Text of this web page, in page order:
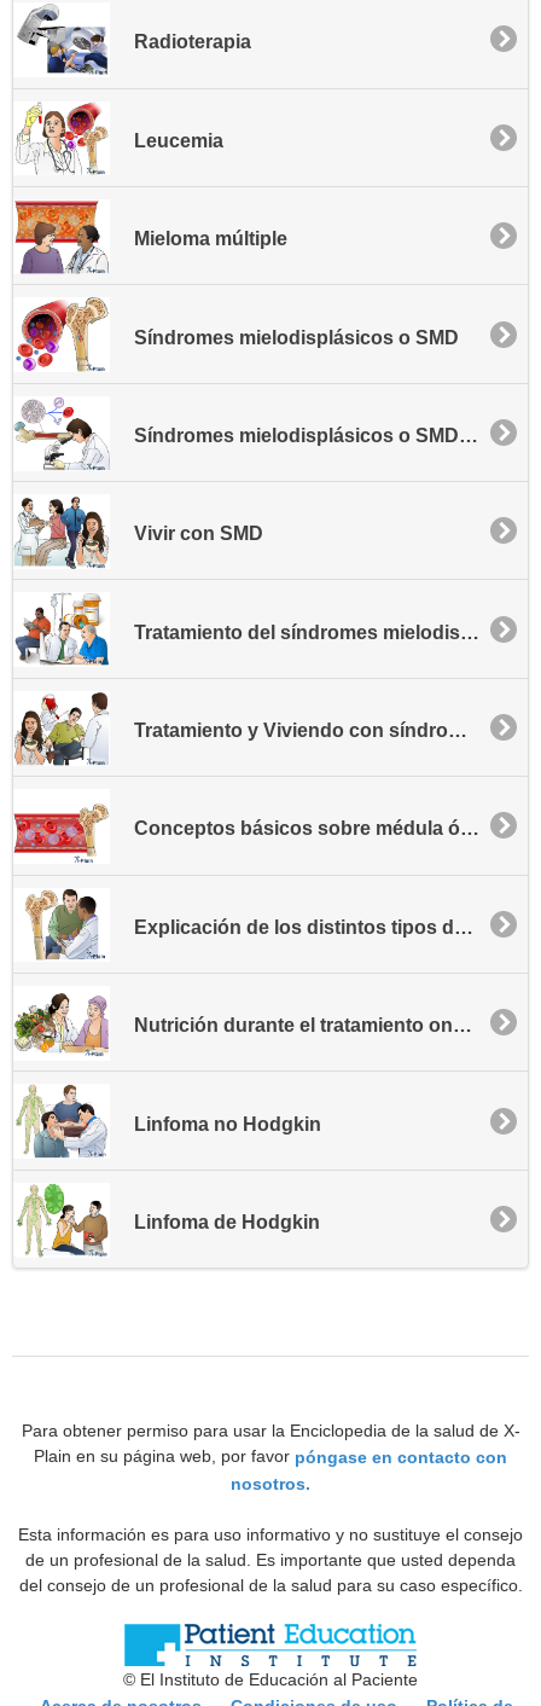
Radioterapia
Leucemia
Mieloma múltiple
Síndromes mielodisplásicos o SMD
Síndromes mielodisplásicos o SMD - Información general
Vivir con SMD
Tratamiento del síndromes mielodisplásicos o SMD
Tratamiento y Viviendo con síndromes mielodisplásicos o SMD
Conceptos básicos sobre médula ósea y sangre
Explicación de los distintos tipos de síndromes mielodisplásicos - SMD
Nutrición durante el tratamiento oncológico
Linfoma no Hodgkin
Linfoma de Hodgkin
Para obtener permiso para usar la Enciclopedia de la salud de X-
Plain en su página web, por favor póngase en contacto con
nosotros.
Esta información es para uso informativo y no sustituye el consejo
de un profesional de la salud. Es importante que usted dependa
del consejo de un profesional de la salud para su caso específico.
© El Instituto de Educación al Paciente